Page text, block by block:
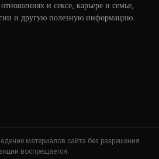
и сексе, карьере и семье,
и другую полезную информацию.
материалов сайта без разрешения
воспрещается.